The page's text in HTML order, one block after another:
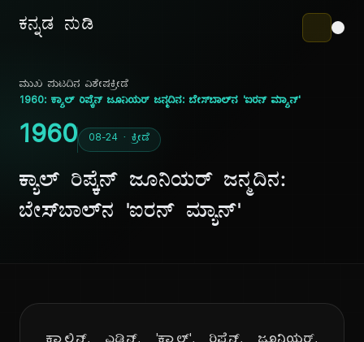
ಕನ್ನಡ ನುಡಿ
ಮುಖ ಪುಟದಿನ ವಿಶೇಷಕ್ರೀಡೆ
1960: ಕ್ಯಾಲ್ ರಿಪ್ಕೆನ್ ಜೂನಿಯರ್ ಜನ್ಮದಿನ: ಬೇಸ್‌ಬಾಲ್‌ನ 'ಐರನ್ ಮ್ಯಾನ್'
1960 08-24 · ಕ್ರೀಡೆ
ಕ್ಯಾಲ್ ರಿಪ್ಕೆನ್ ಜೂನಿಯರ್ ಜನ್ಮದಿನ:
ಬೇಸ್‌ಬಾಲ್‌ನ 'ಐರನ್ ಮ್ಯಾನ್'